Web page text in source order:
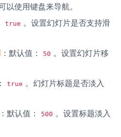
以使用键盘来导航。
true 。设置幻灯片是否支持滑
：默认值： 50 。设置幻灯片移
true 。幻灯片标题是否淡入
：默认值： 500 。设置标题淡入